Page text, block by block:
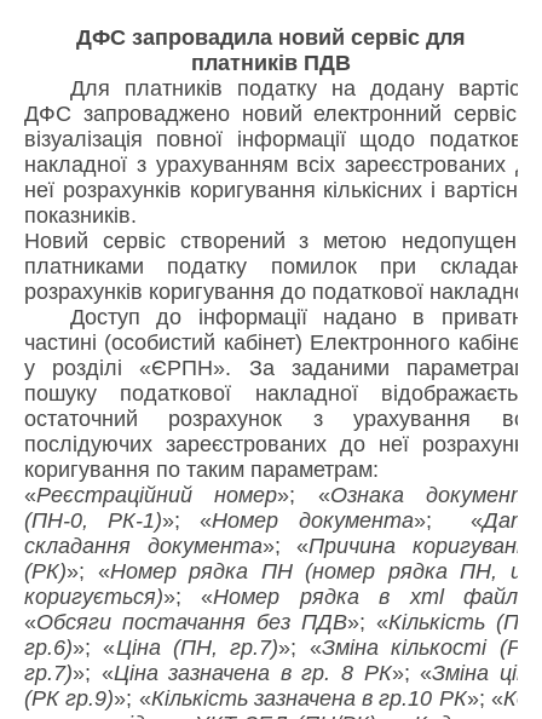
ДФС запровадила новий сервіс для
платників ПДВ
Для платників податку на додану вартість
ДФС запроваджено новий електронний сервіс –
візуалізація повної інформації щодо податкової
накладної з урахуванням всіх зареєстрованих до
неї розрахунків коригування кількісних і вартісних
показників.
Новий сервіс створений з метою недопущення
платниками податку помилок при складанні
розрахунків коригування до податкової накладної.
Доступ до інформації надано в приватній
частині (особистий кабінет) Електронного кабінету
у розділі «ЄРПН». За заданими параметрами
пошуку податкової накладної відображається
остаточний розрахунок з урахування всіх
послідуючих зареєстрованих до неї розрахунків
коригування по таким параметрам:
«Реєстраційний номер»; «Ознака документа
(ПН-0, РК-1)»; «Номер документа»; «Дата
складання документа»; «Причина коригування
(РК)»; «Номер рядка ПН (номер рядка ПН, що
коригується)»; «Номер рядка в xml файлі
«Обсяги постачання без ПДВ»; «Кількість (ПН,
гр.6)»; «Ціна (ПН, гр.7)»; «Зміна кількості (РК,
гр.7)»; «Ціна зазначена в гр. 8 РК»; «Зміна ціни
(РК гр.9)»; «Кількість зазначена в гр.10 РК»; «Код